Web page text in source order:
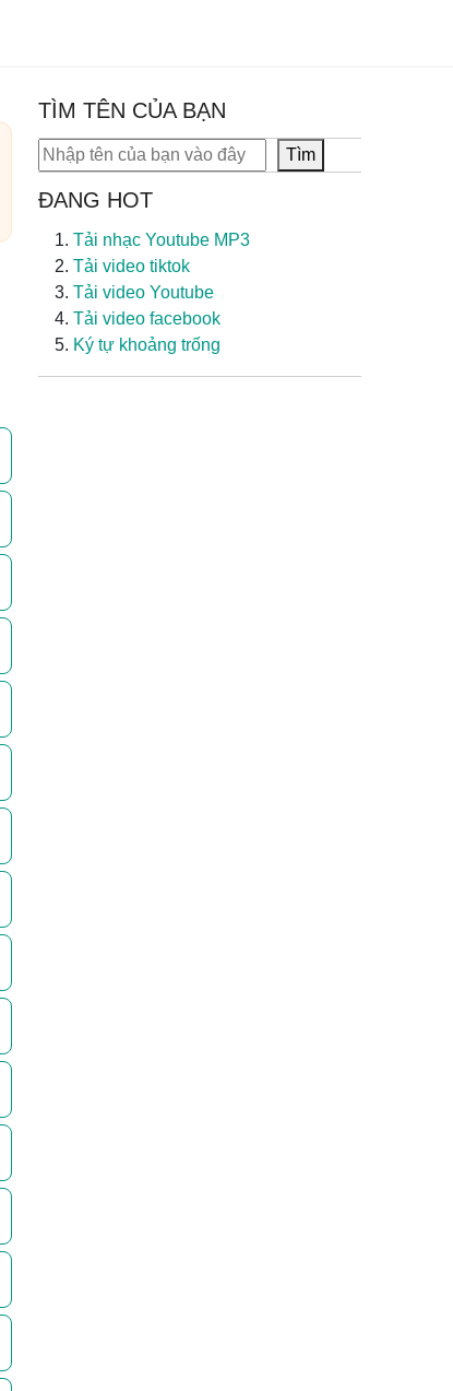
TÌM TÊN CỦA BẠN
Tìm kiếm Tìm
ĐANG HOT
Tải nhạc Youtube MP3
Tải video tiktok
Tải video Youtube
Tải video facebook
Ký tự khoảng trống